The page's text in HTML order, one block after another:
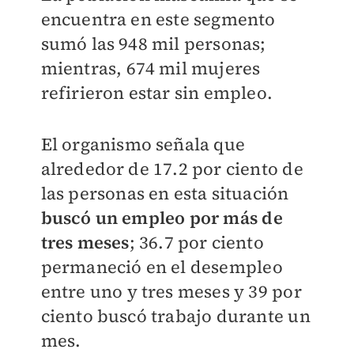
encuentra en este segmento
sumó las 948 mil personas;
mientras, 674 mil mujeres
refirieron estar sin empleo.
El organismo señala que
alrededor de 17.2 por ciento de
las personas en esta situación
buscó un empleo por más de
tres meses; 36.7 por ciento
permaneció en el desempleo
entre uno y tres meses y 39 por
ciento buscó trabajo durante un
mes.